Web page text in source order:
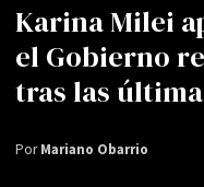
Karina Milei
el Gobierno
tras las
PorMariano Obarrio